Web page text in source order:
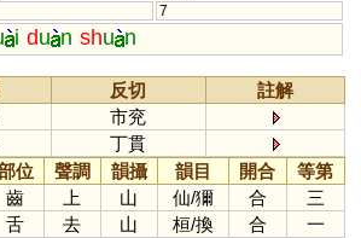
7
i du n shu n
反切
註解
市兖
丁貫
位 聲調 韻攝 韻目 開合
等第
齒 上 山 仙/獮 合
三
舌 去 山 桓/換 合 一